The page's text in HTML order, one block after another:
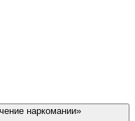
наркомании»